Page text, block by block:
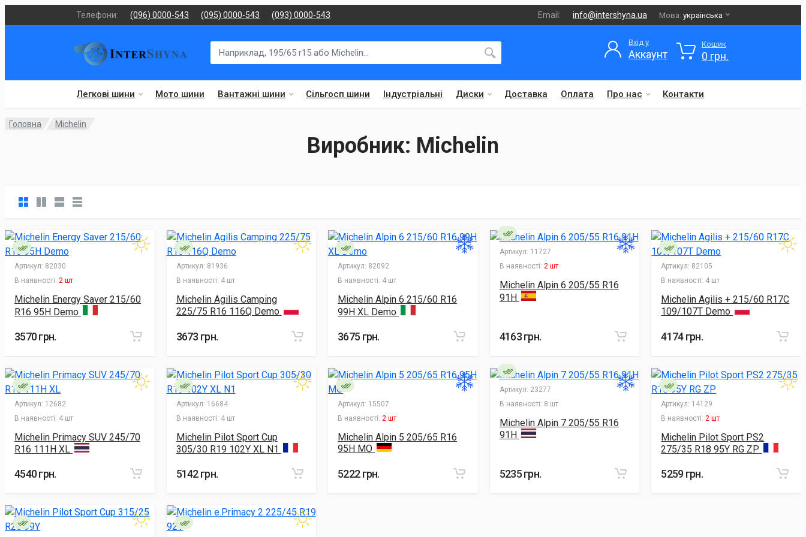
Телефони: (096) 0000-543 (095) 0000-543 (093) 0000-543 Email: info@intershyna.ua Мова: українська
Легкові шини Мото шини Вантажні шини Сільгосп шини Індустріальні Диски Доставка Оплата Про нас Контакти
Вхід у
Аккаунт
Кошик
0 грн.
Головна Michelin
Виробник: Michelin
Артикул: 82030
В наявності: 2 шт
Michelin Energy Saver 215/60
R16 95H Demo
3570 грн.
Артикул: 81936
В наявності: 4 шт
Michelin Agilis Camping
225/75 R16 116Q Demo
3673 грн.
Артикул: 82092
В наявності: 4 шт
Michelin Alpin 6 215/60 R16
99H XL Demo
3675 грн.
Артикул: 11727
В наявності: 2 шт
Michelin Alpin 6 205/55 R16
91H
4163 грн.
Артикул: 82105
В наявності: 4 шт
Michelin Agilis + 215/60 R17C
109/107T Demo
4174 грн.
Артикул: 12682
В наявності: 4 шт
Michelin Primacy SUV 245/70
R16 111H XL
4540 грн.
Артикул: 16684
В наявності: 4 шт
Michelin Pilot Sport Cup
305/30 R19 102Y XL N1
5142 грн.
Артикул: 15507
В наявності: 2 шт
Michelin Alpin 5 205/65 R16
95H MO
5222 грн.
Артикул: 23277
В наявності: 8 шт
Michelin Alpin 7 205/55 R16
91H
5235 грн.
Артикул: 14129
В наявності: 2 шт
Michelin Pilot Sport PS2
275/35 R18 95Y RG ZP
5259 грн.